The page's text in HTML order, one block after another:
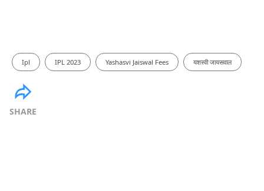
Ipl IPL 2023 Yashasvi Jaiswal Fees यशस्वी जायसवाल
SHARE